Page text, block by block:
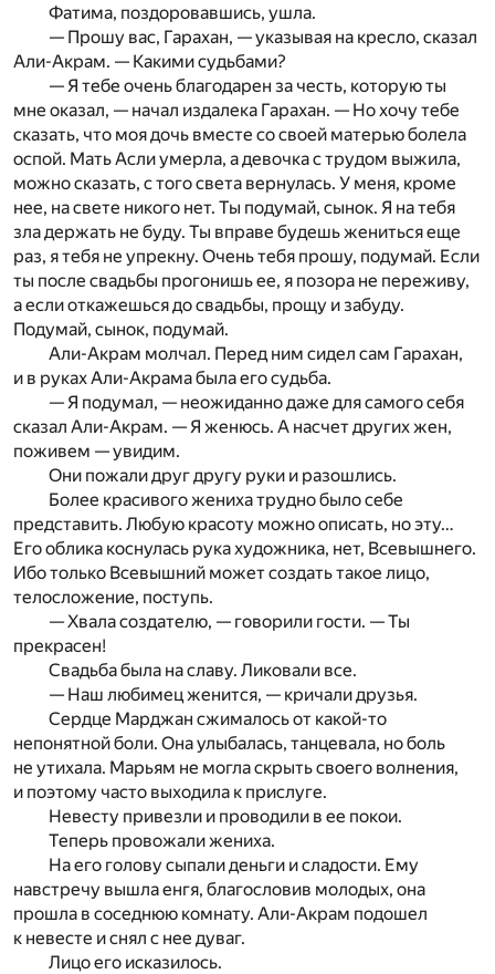
Фатима, поздоровавшись, ушла.
— Прошу вас, Гарахан, — указывая на кресло, сказал
Али-Акрам. — Какими судьбами?
— Я тебе очень благодарен за честь, которую ты
мне оказал, — начал издалека Гарахан. — Но хочу тебе
сказать, что моя дочь вместе со своей матерью болела
оспой. Мать Асли умерла, а девочка с трудом выжила,
можно сказать, с того света вернулась. У меня, кроме
нее, на свете никого нет. Ты подумай, сынок. Я на тебя
зла держать не буду. Ты вправе будешь жениться еще
раз, я тебя не упрекну. Очень тебя прошу, подумай. Если
ты после свадьбы прогонишь ее, я позора не переживу,
а если откажешься до свадьбы, прощу и забуду.
Подумай, сынок, подумай.
Али-Акрам молчал. Перед ним сидел сам Гарахан,
и в руках Али-Акрама была его судьба.
— Я подумал, — неожиданно даже для самого себя
сказал Али-Акрам. — Я женюсь. А насчет других жен,
поживем — увидим.
Они пожали друг другу руки и разошлись.
Более красивого жениха трудно было себе
представить. Любую красоту можно описать, но эту…
Его облика коснулась рука художника, нет, Всевышнего.
Ибо только Всевышний может создать такое лицо,
телосложение, поступь.
— Хвала создателю, — говорили гости. — Ты
прекрасен!
Свадьба была на славу. Ликовали все.
— Наш любимец женится, — кричали друзья.
Сердце Марджан сжималось от какой-то
непонятной боли. Она улыбалась, танцевала, но боль
не утихала. Марьям не могла скрыть своего волнения,
и поэтому часто выходила к прислуге.
Невесту привезли и проводили в ее покои.
Теперь провожали жениха.
На его голову сыпали деньги и сладости. Ему
навстречу вышла енгя, благословив молодых, она
прошла в соседнюю комнату. Али-Акрам подошел
к невесте и снял с нее дуваг.
Лицо его исказилось.